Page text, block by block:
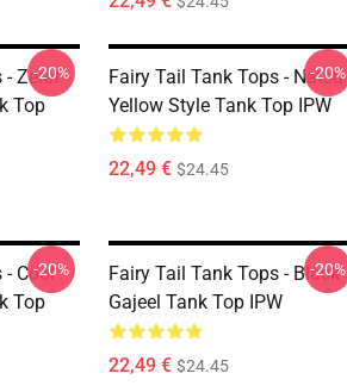
- Zeref
Top
-20%
Fairy Tail Tank Tops - Natsu
Yellow Style Tank Top IPW
22,49 € $24.45
-20%
- Cool
Top
-20%
Fairy Tail Tank Tops - Black
Gajeel Tank Top IPW
22,49 € $24.45
-20%